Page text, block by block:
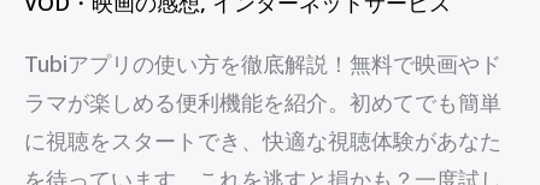
Tubiアプリの使い方を徹底解説！無料で映画やド
ラマが楽しめる便利機能を紹介。初めてでも簡単
に視聴をスタートでき、快適な視聴体験があなた
を待っています。これを逃すと損かも？一度試し
5
つ
の
必